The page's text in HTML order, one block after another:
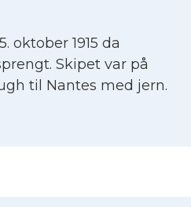
oktober 1915 da
Skipet var på
til Nantes med jern.